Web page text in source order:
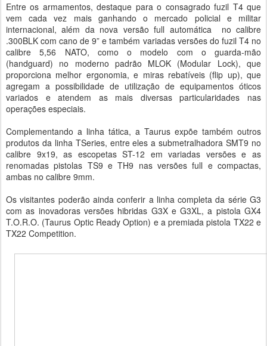
Entre os armamentos, destaque para o consagrado fuzil T4 que
vem cada vez mais ganhando o mercado policial e militar
internacional, além da nova versão full automática no calibre
.300BLK com cano de 9” e também variadas versões do fuzil T4 no
calibre 5,56 NATO, como o modelo com o guarda-mão
(handguard) no moderno padrão MLOK (Modular Lock), que
proporciona melhor ergonomia, e miras rebatíveis (flip up), que
agregam a possibilidade de utilização de equipamentos óticos
variados e atendem as mais diversas particularidades nas
operações especiais.
Complementando a linha tática, a Taurus expõe também outros
produtos da linha TSeries, entre eles a submetralhadora SMT9 no
calibre 9x19, as escopetas ST-12 em variadas versões e as
renomadas pistolas TS9 e TH9 nas versões full e compactas,
ambas no calibre 9mm.
Os visitantes poderão ainda conferir a linha completa da série G3
com as inovadoras versões hibridas G3X e G3XL, a pistola GX4
T.O.R.O. (Taurus Optic Ready Option) e a premiada pistola TX22 e
TX22 Competition.